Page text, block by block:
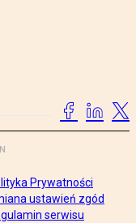
Prywatności
ustawień zgód
serwisu